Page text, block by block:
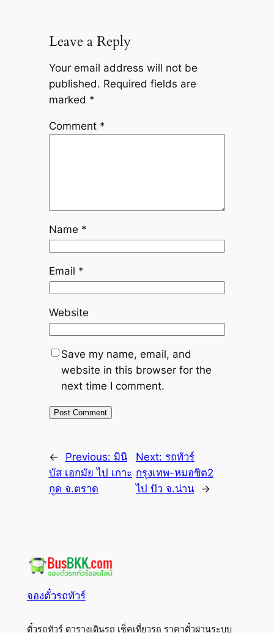
Leave a Reply
Your email address will not be
published. Required fields are
marked *
Comment *
Name *
Email *
Website
Save my name, email, and
website in this browser for the
next time I comment.
← Previous: มินิ
บัส เอกมัย ไป เกาะ
กูด จ.ตราด
Next: รถทัวร์
กรุงเทพ-หมอชิต2
ไป ปัว จ.น่าน
→
จองตั๋วรถทัวร์
ตั๋วรถทัวร์ ตารางเดินรถ เช็คเที่ยวรถ ราคาตั๋วผ่านระบบ